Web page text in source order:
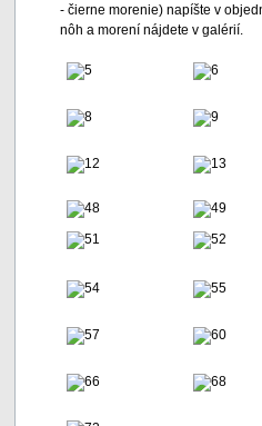
- čierne morenie) napíšte v
nôh a morení nájdete v galérií.
5 6
8 9
12 13
48 49
51
52
54 55
57 60
66 68